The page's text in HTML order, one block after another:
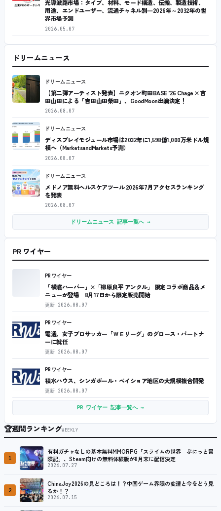
光導波路市場：タイプ、材料、モード構造、伝搬、製造技術、
用途、エンドユーザー、流通チャネル別―2026年～2032年の世
界市場予測
2026.05.07
ドリームニュース
ドリームニュース
【第二弾アーティスト発表】ニクオン町田BASE ’26 Chage × 吉
田山田による「吉田山田柴田」、GoodMoon出演決定！
2026.08.07
ドリームニュース
ディスプレイモジュール市場は2032年に1,598億1,000万米ドル規
模へ（MarketsandMarkets予測）
2026.08.07
ドリームニュース
メドノア無料ヘルスケアツール 2026年7月アクセスランキング
を発表
2026.08.07
ドリームニュース 記事一覧へ →
PR ワイヤー
PRワイヤー
「横濱ハーバー」×「柳原良平 アンクル」 限定コラボ商品＆メ
ニューが登場 8月17日から限定販売開始
更新 2026.08.07
PRワイヤー
電通、女子プロサッカー「ＷＥリーグ」のグロース・パートナ
ーに就任
更新 2026.08.07
PRワイヤー
積水ハウス、シンガポール・ベイショア地区の大規模複合開発
更新 2026.08.07
PR ワイヤー 記事一覧へ →
🏆週間ランキングWEEKLY
1
有料ガチャなしの基本無料MMORPG「スライムの世界 ぷにっと冒
険記」、Steam向けの無料体験版が8月末に配信決定
2026.07.27
2
ChinaJoy2026の見どころは！？中国ゲーム界隈の変遷と今をどう見
るか！？
2026.07.15